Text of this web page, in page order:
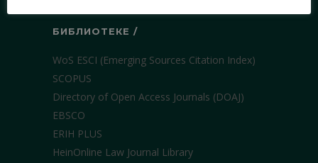
БИБЛИОТЕКЕ /
WoS ESCI (Emerging Sources Citation Index)
SCOPUS
Directory of Open Access Journals (DOAJ)
EBSCO
ERIH PLUS
HeinOnline Law Journal Library